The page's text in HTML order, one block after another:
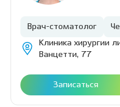
Врач-стоматолог
Клиника хирургии
Ванцетти, 77
Записаться